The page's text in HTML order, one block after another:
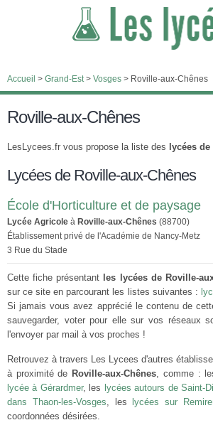
Accueil > Grand-Est> Vosges > Roville-aux-Chênes
Roville-aux-Chênes
LesLycees.fr vous propose la liste des lycées
Lycées de Roville-aux-Chênes
École d'Horticulture et de paysage
Lycée Agricole à Roville-aux-Chênes (88700)
Établissement privé de l'Académie de Nancy-Metz
3 Rue du Stade
Cette fiche présentant les lycées de Roville-
sur ce site en parcourant les listes suivantes :
Si jamais vous avez apprécié le contenu de
sauvegarder, voter pour elle sur vos réseaux
l'envoyer par mail à vos proches !
Retrouvez à travers Les Lycees d'autres
à proximité de Roville-aux-Chênes, comme :
lycée à Gérardmer, les lycées autours de Saint-
dans Thaon-les-Vosges, les lycées sur
coordonnées désirées.